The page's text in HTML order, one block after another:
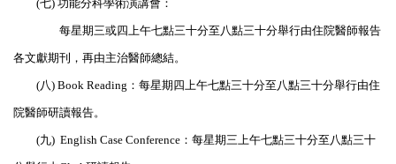
(七) 功能分科學術演講會：
每星期三或四上午七點三十分至八點三十分舉行由住院醫師報告
各文獻期刊，再由主治醫師總結。
(八) Book Reading：每星期四上午七點三十分至八點三十分舉行由住
院醫師研讀報告。
(九) English Case Conference：每星期三上午七點三十分至八點三十